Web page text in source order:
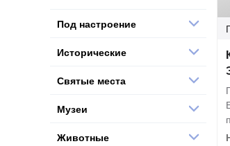
Под настроение
Исторические
Святые места
Музеи
Животные